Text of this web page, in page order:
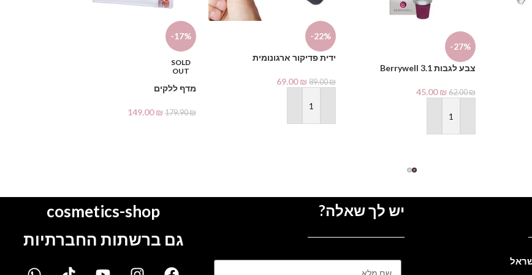
-27%
צבע לגבות Berrywell 3.1
62.00₪
45.00₪
הוספה לסל
-22%
ידית פדיקור ארגונומית
89.00₪
69.00₪
הוספה לסל
-17%
SOLD
OUT
מדף ללקים
179.90₪
149.00₪
יש לך שאלה?
cosmetics-shop
גם ברשתות החברתיות